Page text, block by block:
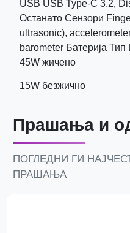
USB USB Type-C 3.2,
Останато Сензори
ultrasonic),
barometer Батерија
45W жичено
15W безжично
Прашања и
ПОГЛЕДНИ ГИ
ПРАШАЊА